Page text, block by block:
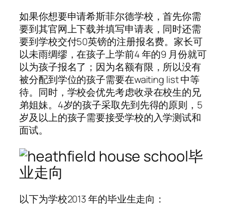
如果你想要申请希斯菲尔德学校，首先你需
要到其官网上下载并填写申请表，同时还需
要到学校交付50英镑的注册报名费。家长可
以未雨绸缪，在孩子上学前4 年的9 月份就可
以为孩子报名了；因为名额有限，所以没有
被分配到学位的孩子需要在waiting list 中等
待。同时，学校会优先考虑收录在校生的兄
弟姐妹。4岁的孩子采取先到先得的原则，5
岁及以上的孩子需要接受学校的入学测试和
面试。
毕
业走向
以下为学校2013 年的毕业生走向：